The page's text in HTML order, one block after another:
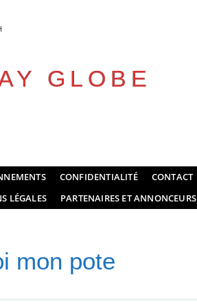
GLOBE
CONFIDENTIALITÉ CONTACT
LÉGALES PARTENAIRES ET ANNONCEURS
mon pote